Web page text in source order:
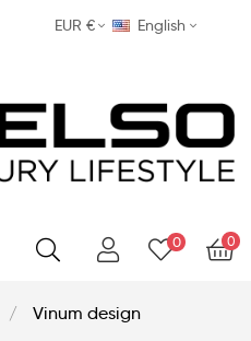
EUR € English
0
0
Vinum design